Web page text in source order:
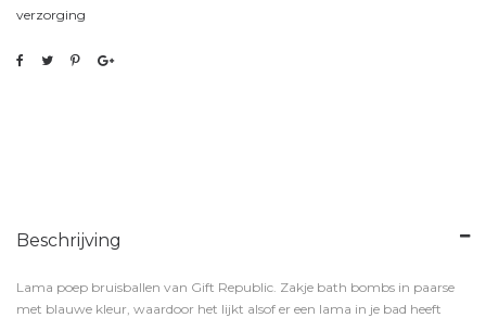
verzorging
Beschrijving
Lama poep bruisballen van Gift Republic. Zakje bath bombs in paarse
met blauwe kleur, waardoor het lijkt alsof er een lama in je bad heeft